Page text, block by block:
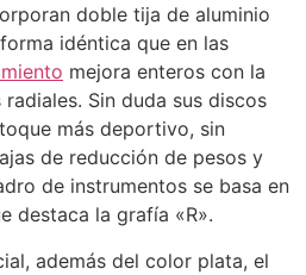
doble tija de aluminio
idéntica que en las
mejora enteros con la
Sin duda sus discos
más deportivo, sin
de reducción de pesos y
de instrumentos se basa en
destaca la grafía «R».
además del color plata, el